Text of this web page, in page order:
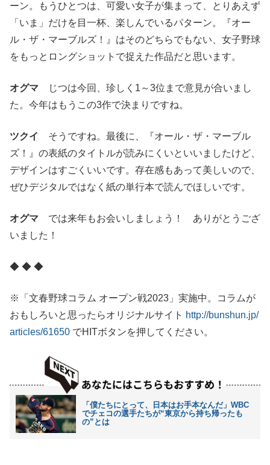
ーン。もうひとつは、可愛い女子が集まって、とりあえず
「いま」だけを目一杯、楽しんでいるパターン。『オー
ル・ザ・マーブルズ！』はそのどちらでもない、女子野球
をもっとロングショットで捉えた作品だと思います。
オグマ じつは今回、珍しく1～3位まで意見が合いまし
た。今年はもうこの3作で決まりですね。
ツクイ
そうですね。最後に、『オール・ザ・マーブル
ズ！』の表紙のタイトルが読みにくいといいましたけど、
デザインはすごくいいです。存在感もあって美しいので、
ぜひデジタルではなく紙の単行本で読んでほしいです。
オグマ では来年もお会いしましょう！ ありがとうござ
いました！
◆ ◆ ◆
※「文春野球コラム オープン戦2023」実施中。コラムが
おもしろいと思ったらオリジナルサイト http://bunshun.jp/
articles/61650 でHITボタンを押してください。
「僕たちにとって、日本はお手本なんだ」WBC
でチェコの選手たちが“東京から持ち帰ったも
の”とは